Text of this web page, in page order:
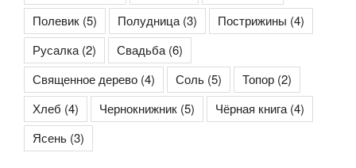
Полевик (5) Полудница (3) Пострижины (4)
Русалка (2) Свадьба (6)
Священное дерево (4) Соль (5) Топор (2)
Хлеб (4) Чернокнижник (5) Чёрная книга (4)
Ясень (3)